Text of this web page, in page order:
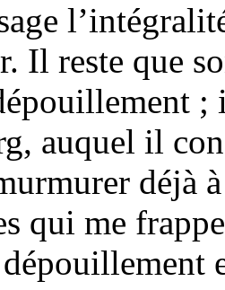
Il reste que
auquel il
déjà
qui me